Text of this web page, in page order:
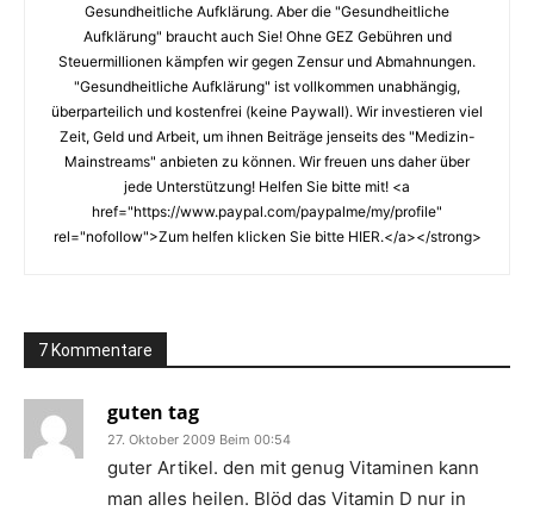
Gesundheitliche Aufklärung. Aber die "Gesundheitliche
Aufklärung" braucht auch Sie! Ohne GEZ Gebühren und
Steuermillionen kämpfen wir gegen Zensur und Abmahnungen.
"Gesundheitliche Aufklärung" ist vollkommen unabhängig,
überparteilich und kostenfrei (keine Paywall). Wir investieren viel
Zeit, Geld und Arbeit, um ihnen Beiträge jenseits des "Medizin-
Mainstreams" anbieten zu können. Wir freuen uns daher über
jede Unterstützung! Helfen Sie bitte mit! <a
href="https://www.paypal.com/paypalme/my/profile"
rel="nofollow">Zum helfen klicken Sie bitte HIER.</a></strong>
7 Kommentare
guten tag
27. Oktober 2009 Beim 00:54
guter Artikel. den mit genug Vitaminen kann
man alles heilen. Blöd das Vitamin D nur in